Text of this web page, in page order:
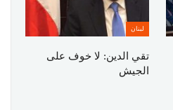
لبنان
تقي الدين: لا خوف على
الجيش